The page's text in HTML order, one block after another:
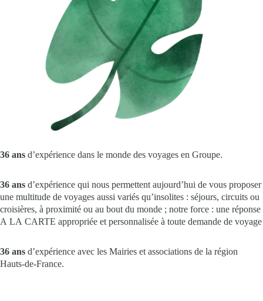
36 ans d’expérience dans le monde des voyages en Groupe.
36 ans d’expérience qui nous permettent aujourd’hui de vous proposer
une multitude de voyages aussi variés qu’insolites : séjours, circuits ou
croisières, à proximité ou au bout du monde ; notre force : une réponse
A LA CARTE appropriée et personnalisée à toute demande de voyage
36 ans d’expérience avec les Mairies et associations de la région
Hauts-de-France.